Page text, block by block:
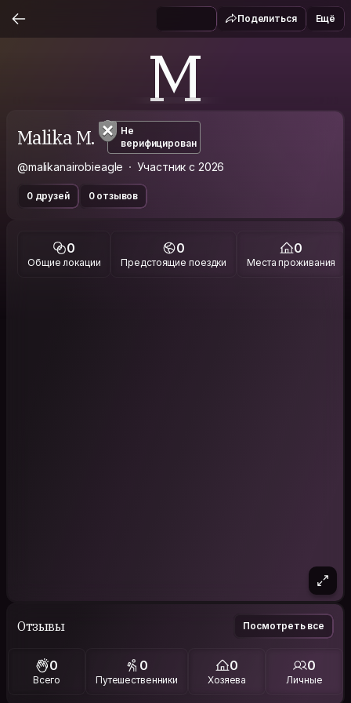
Поделиться Ещё
M
Malika M.
Не
верифицирован
@malikanairobieagle Участник с 2026
0 друзей 0 отзывов
0
Общие локации
0
Предстоящие поездки
0
Места проживания
Отзывы Посмотреть все
0
Всего
0
Путешественники
0
Хозяева
0
Личные